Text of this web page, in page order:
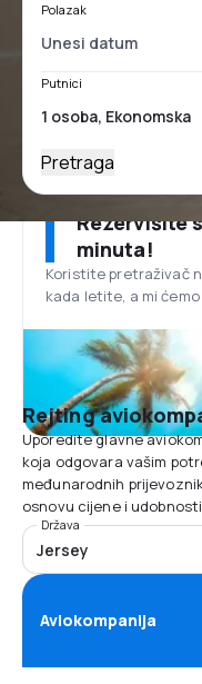
Polazak
Putnici
Pretraga
Rezervišite
minuta!
Koristite pretraživač
kada letite, a mi
Rejting
Uporedite glavne
koja odgovara vašim
međunarodnih
osnovu cijene i
Država
Jersey
Aviokompanija